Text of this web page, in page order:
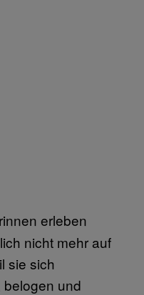
erleben
nicht mehr auf
sie sich
und